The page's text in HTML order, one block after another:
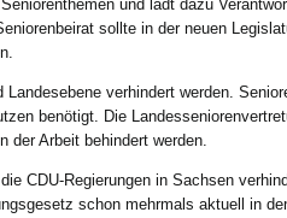
und lädt dazu
sollte in der neuen
verhindert werden.
benötigt. Die
der Arbeit behindert werden.
CDU-Regierungen in Sachsen
schon mehrmals aktuell in